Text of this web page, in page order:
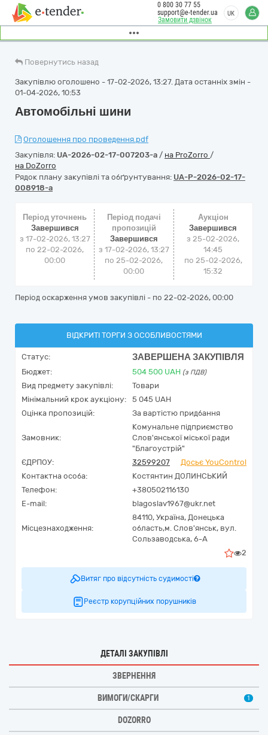
Замовити дзвінок
0 800 30 77 55
support@e-tender.ua
UK
Повернутись назад
Закупівлю оголошено - 17-02-2026, 13:27. Дата останніх змін -
01-04-2026, 10:53
Автомобільні шини
Оголошення про проведення.pdf
Закупівля: UA-2026-02-17-007203-a / на ProZorro /
на DoZorro
Рядок плану закупівлі та обґрунтування: UA-P-2026-02-17-
008918-a
Період уточнень
Завершився
з 17-02-2026, 13:27
по 22-02-2026,
00:00
Період подачі
пропозицій
Завершився
з 17-02-2026, 13:27
по 25-02-2026,
00:00
Аукціон
Завершився
з25-02-2026,
14:45
по 25-02-2026,
15:32
Період оскарження умов закупівлі - по 22-02-2026, 00:00
ВІДКРИТІ ТОРГИ З ОСОБЛИВОСТЯМИ
Статус: ЗАВЕРШЕНА ЗАКУПІВЛЯ
Бюджет: 504 500 UAH (з ПДВ)
Вид предмету закупівлі:
Товари
Мінімальний крок аукціону:
5 045 UAH
Оцінка пропозицій:
За вартістю придбання
Замовник:
Комунальне підприємство
Слов'янської міської ради
"Благоустрій"
ЄДРПОУ:
32599207
Досьє YouControl
Контактна особа:
Костянтин ДОЛИНСЬКИЙ
Телефон:
+380502116130
E-mail:
blagoslav1967@ukr.net
Місцезнаходження:
84110, Україна, Донецька
область,м. Слов'янськ, вул.
Сользаводська, 6-А
2
Витяг про відсутність судимості
Реєстр корупційних порушників
ДЕТАЛІ ЗАКУПІВЛІ
ЗВЕРНЕННЯ
ВИМОГИ/СКАРГИ 1
DOZORRO